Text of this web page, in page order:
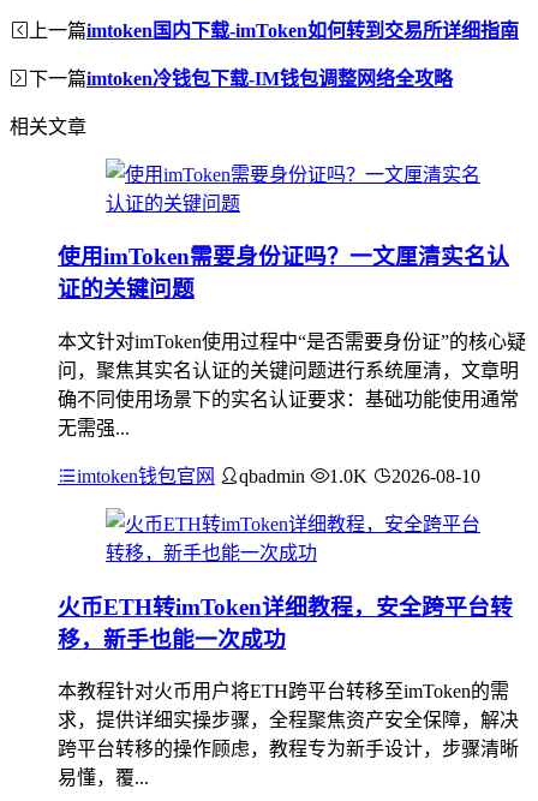
上一篇imtoken国内下载-imToken如何转到交易所详细指南
下一篇imtoken冷钱包下载-IM钱包调整网络全攻略
相关文章
使用imToken需要身份证吗？一文厘清实名认
证的关键问题
本文针对imToken使用过程中“是否需要身份证”的核心疑
问，聚焦其实名认证的关键问题进行系统厘清，文章明
确不同使用场景下的实名认证要求：基础功能使用通常
无需强...
imtoken钱包官网 qbadmin 1.0K 2026-08-10
火币ETH转imToken详细教程，安全跨平台转
移，新手也能一次成功
本教程针对火币用户将ETH跨平台转移至imToken的需
求，提供详细实操步骤，全程聚焦资产安全保障，解决
跨平台转移的操作顾虑，教程专为新手设计，步骤清晰
易懂，覆...